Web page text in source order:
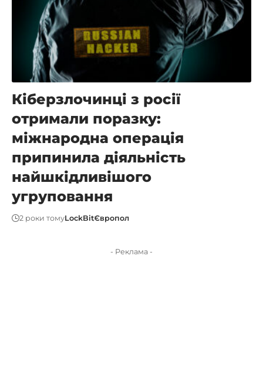
Кіберзлочинці з росії
отримали поразку:
міжнародна операція
припинила діяльність
найшкідливішого
угруповання
2 роки томуLockBitЄвропол
- Реклама -